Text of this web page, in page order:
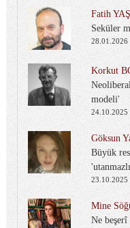
Fatih
Seküler
28.01.2026
Korkut
modeli'
24.10.2025
Göksun
Büyük
23.10.2025
Mine
Ne beşerî